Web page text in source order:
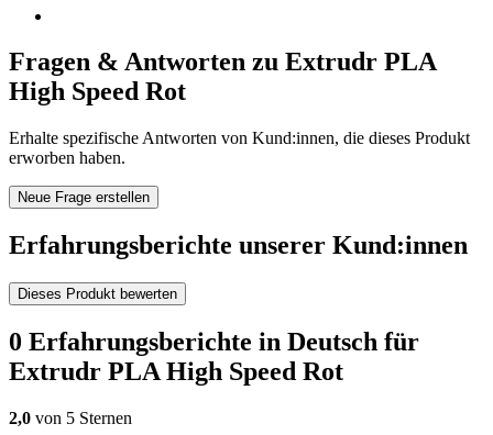
Fragen & Antworten zu Extrudr PLA
High Speed Rot
Erhalte spezifische Antworten von Kund:innen, die dieses Produkt
erworben haben.
Neue Frage erstellen
Erfahrungsberichte unserer Kund:innen
Dieses Produkt bewerten
0 Erfahrungsberichte in Deutsch für
Extrudr PLA High Speed Rot
2,0 von 5 Sternen